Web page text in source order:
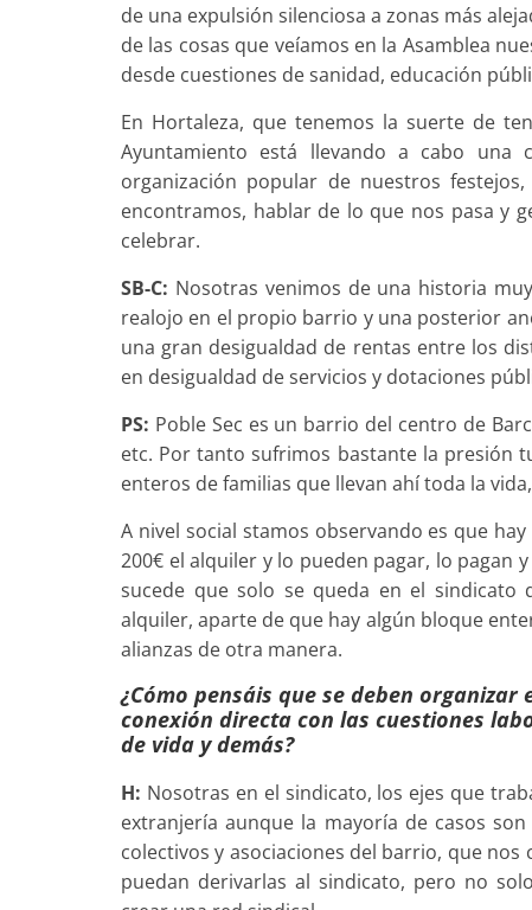
de una expulsión silenciosa a zonas más
de las cosas que veíamos en la Asamblea
desde cuestiones de sanidad, educación
En Hortaleza, que tenemos la suerte de
Ayuntamiento está llevando a cabo
organización popular de nuestros
encontramos, hablar de lo que nos pasa y
celebrar.
SB-C: Nosotras venimos de una historia
realojo en el propio barrio y una posterior
una gran desigualdad de rentas entre los
en desigualdad de servicios y dotaciones
PS: Poble Sec es un barrio del centro de
etc. Por tanto sufrimos bastante la presión
enteros de familias que llevan ahí toda la
A nivel social stamos observando es que
200€ el alquiler y lo pueden pagar, lo pagan
sucede que solo se queda en el
alquiler, aparte de que hay algún bloque
alianzas de otra manera.
¿Cómo pensáis que se deben
conexión directa con las cuestiones
de vida y demás?
H: Nosotras en el sindicato, los ejes que
extranjería aunque la mayoría de casos
colectivos y asociaciones del barrio, que
puedan derivarlas al sindicato, pero no